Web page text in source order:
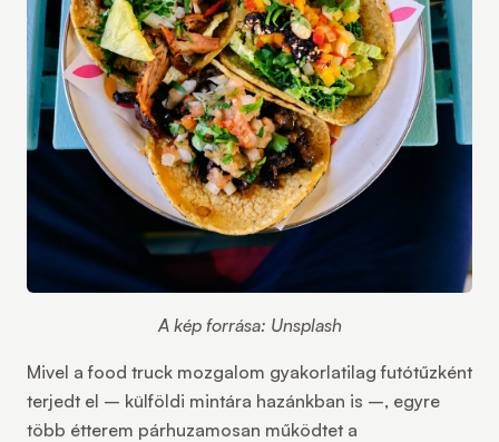
A kép forrása: Unsplash
Mivel a food truck mozgalom gyakorlatilag futótűzként
terjedt el – külföldi mintára hazánkban is –, egyre
több étterem párhuzamosan működtet a